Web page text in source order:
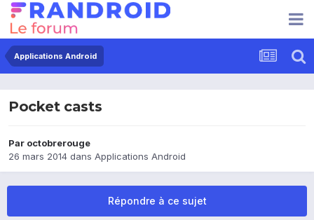
Applications Android
Pocket casts
Par octobrerouge
26 mars 2014 dans Applications Android
Répondre à ce sujet